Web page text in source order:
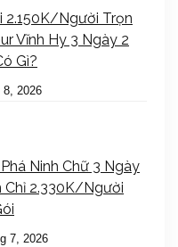
2.150K/Người Trọn
Vĩnh Hy 3 Ngày 2
Gì?
8, 2026
Ninh Chữ 3 Ngày
Chỉ 2.330K/Người
7, 2026